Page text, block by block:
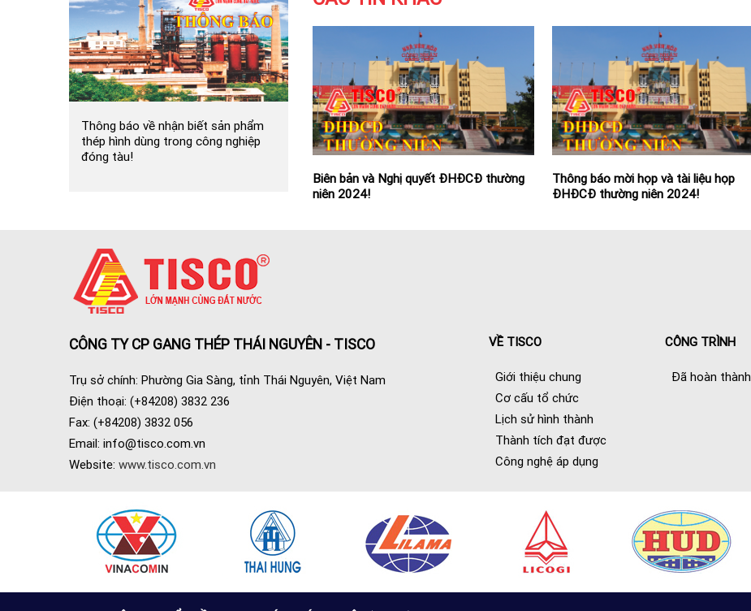
Thông báo về nhận biết sản phẩm
thép hình dùng trong công nghiệp
đóng tàu!
Biên bản và Nghị quyết ĐHĐCĐ thường
niên 2024!
Thông báo mời họp và tài liệu họp
ĐHĐCĐ thường niên 2024!
Biên bản và Nghị quyết ĐHĐCĐ thường
niên 2023!
Tài liệu gửi cổ đông và đại biểu dự
ĐHĐCĐ thường niên 2023!
CÔNG TY CP GANG THÉP THÁI NGUYÊN - TISCO
Trụ sở chính: Phường Gia Sàng, tỉnh Thái Nguyên, Việt Nam
Điện thoại: (+84208) 3832 236
Fax: (+84208) 3832 056
Email: info@tisco.com.vn
Website: www.tisco.com.vn
VỀ TISCO
Giới thiệu chung
Cơ cấu tổ chức
Lịch sử hình thành
Thành tích đạt được
Công nghệ áp dụng
CÔNG TRÌNH
Đã hoàn thành